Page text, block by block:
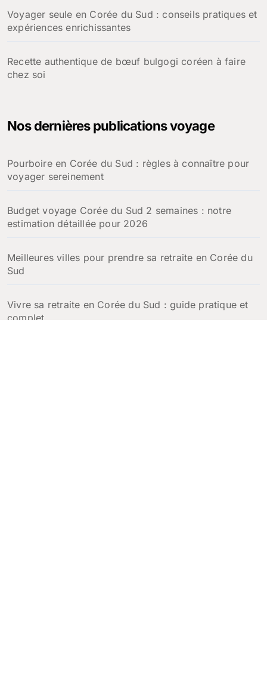
Voyager seule en Corée du Sud : conseils pratiques et
expériences enrichissantes
Recette authentique de bœuf bulgogi coréen à faire
chez soi
Nos dernières publications voyage
Pourboire en Corée du Sud : règles à connaître pour
voyager sereinement
Budget voyage Corée du Sud 2 semaines : notre
estimation détaillée pour 2026
Meilleures villes pour prendre sa retraite en Corée du
Sud
Vivre sa retraite en Corée du Sud : guide pratique et
complet